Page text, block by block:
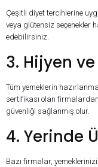
Çeşitli diyet tercihlerine
veya glütensiz seçenekler
edebilirsiniz.
3. Hijyen
Tüm yemeklerin
sertifikası olan
güvenliği sağlanmış olur.
4. Yerinde
Bazı firmalar,